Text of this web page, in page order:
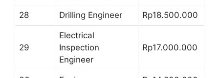
28 Drilling Engineer Rp18.500.000
29
Electrical
Inspection
Engineer
Rp17.000.000